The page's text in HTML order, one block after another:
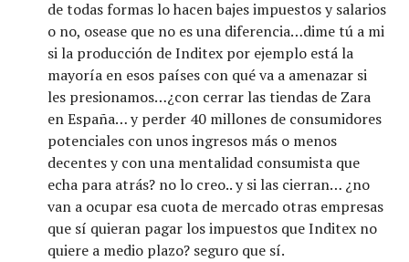
de todas formas lo hacen bajes impuestos y salarios
o no, osease que no es una diferencia…dime tú a mi
si la producción de Inditex por ejemplo está la
mayoría en esos países con qué va a amenazar si
les presionamos…¿con cerrar las tiendas de Zara
en España… y perder 40 millones de consumidores
potenciales con unos ingresos más o menos
decentes y con una mentalidad consumista que
echa para atrás? no lo creo.. y si las cierran… ¿no
van a ocupar esa cuota de mercado otras empresas
que sí quieran pagar los impuestos que Inditex no
quiere a medio plazo? seguro que sí.